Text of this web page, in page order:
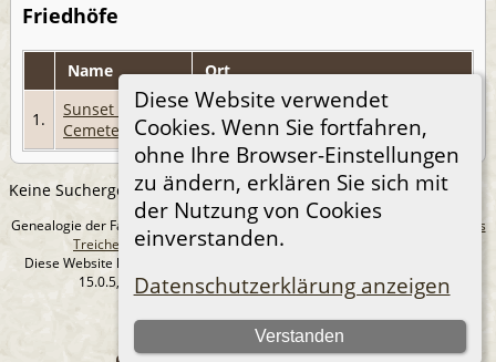
Diese Website verwendet
Cookies. Wenn Sie fortfahren,
ohne Ihre Browser-Einstellungen
zu ändern, erklären Sie sich mit
der Nutzung von Cookies
einverstanden.
Datenschutzerklärung anzeigen
Verstanden
Friedhöfe
Name Ort
1.
Sunset View
Cemetery
El Cerrito, Contra Costa County,
Californien, USA
Keine Suchergebnisse.
Genealogie der Familie Treichel aus Berlin. - erstellt und betreut von
Andreas
Treichel
Copyright © 2014-2026 Alle Rechte vorbehalten.
Diese Website läuft mit
15.0.5, programmiert von Darrin Lythgoe © 2001-2026.
Datenschutzerklärung
--- Self-Hosted at home ---